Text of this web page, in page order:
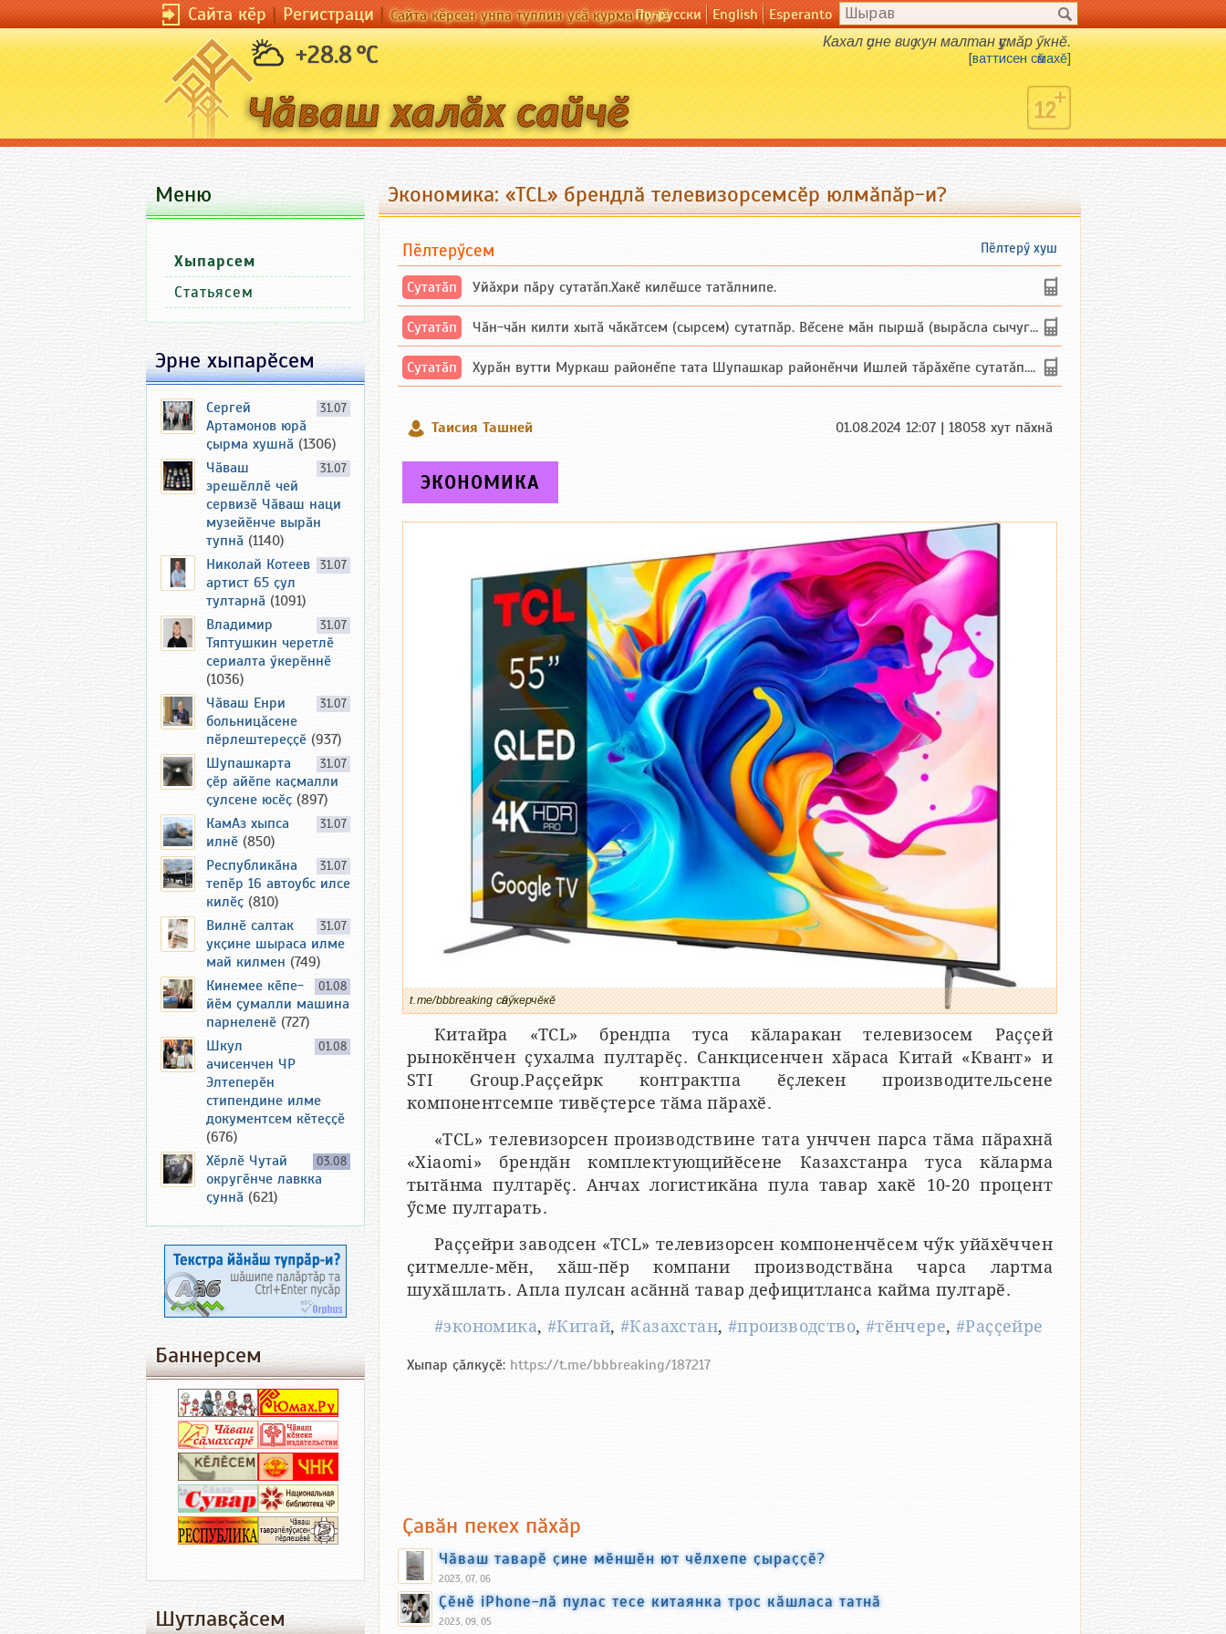
Сайта кӗр|Регистраци|Сайта кӗрсен унпа туллин усӑ курма пулӗПо-русски English Esperanto
+28.8 °C Кахал ҫине виҫ кун малтан ҫумӑр ӳкнӗ.
[ваттисен сӑмахӗ]
Экономика: «TCL» брендлӑ телевизорсемсӗр юлмӑпӑр-и?
Пӗлтерӳ хуш
Пӗлтерӳсем
Сутатӑп Уйăхри пăру сутатăп.Хакĕ килĕшсе татăлнипе.
Сутатӑп Чăн-чăн килти хытă чăкăтсем (сырсем) сутатпăр. Вĕсене мăн пыршă (вырăсла сычуг) ...
Сутатӑп Хурăн вутти Муркаш районĕпе тата Шупашкар районĕнчи Ишлей тăрăхĕпе сутатăп. Ха...
Таисия Ташней 01.08.2024 12:07 | 18058 хут пӑхнӑ
ЭКОНОМИКА
t.me/bbbreaking сӑнӳкерчӗкӗ
Китайра «TCL» брендпа туса кӑларакан телевизосем Раҫҫей
рынокӗнчен ҫухалма пултарӗҫ. Санкцисенчен хӑраса Китай «Квант» и
STI Group.Раҫҫейрк контрактпа ӗҫлекен производительсене
компонентсемпе тивӗҫтерсе тӑма пӑрахӗ.
«TCL» телевизорсен производствине тата унччен парса тӑма пӑрахнӑ
«Xiaomi» брендӑн комплектующийӗсене Казахстанра туса кӑларма
тытӑнма пултарӗҫ. Анчах логистикӑна пула тавар хакӗ 10-20 процент
ӳсме пултарать.
Раҫҫейри заводсен «TCL» телевизорсен компоненчӗсем чӳк уйӑхӗччен
ҫитмелле-мӗн, хӑш-пӗр компани производствӑна чарса лартма
шухӑшлать. Апла пулсан асӑннӑ тавар дефицитланса кайма пултарӗ.
#экономика, #Китай,#Казахстан, #производство, #тӗнчере, #Раҫҫейре
Хыпар ҫӑлкуҫӗ: https://t.me/bbbreaking/187217
Ҫавӑн пекех пӑхӑр
Чӑваш таварӗ ҫине мӗншӗн ют чӗлхепе ҫыраҫҫӗ?
2023, 07, 06
Ҫӗнӗ iPhone-лӑ пулас тесе китаянка трос кӑшласа татнӑ
2023, 09, 05
Меню
Хыпарсем
Статьясем
Эрне хыпарӗсем
31.07
Сергей
Артамонов юрӑ
ҫырма хушнӑ (1306)
31.07
Чӑваш
эрешӗллӗ чей
сервизӗ Чӑваш наци
музейӗнче вырӑн
тупнӑ (1140)
31.07
Николай Котеев
артист 65 ҫул
тултарнӑ (1091)
31.07
Владимир
Тяптушкин черетлӗ
сериалта ӳкерӗннӗ
(1036)
31.07
Чӑваш Енри
больницӑсене
пӗрлештереҫҫӗ (937)
31.07
Шупашкарта
ҫӗр айӗпе каҫмалли
ҫулсене юсӗҫ (897)
31.07
КамАз хыпса
илнӗ (850)
31.07
Республикӑна
тепӗр 16 автоубс илсе
килӗҫ (810)
31.07
Вилнӗ салтак
укҫине шыраса илме
май килмен (749)
01.08
Кинемее кӗпе-
йӗм ҫумалли машина
парнеленӗ (727)
01.08
Шкул
ачисенчен ЧР
Элтеперӗн
стипендине илме
документсем кӗтеҫҫӗ
(676)
03.08
Хӗрлӗ Чутай
округӗнче лавкка
ҫуннӑ (621)
Баннерсем
Шутлавҫӑсем